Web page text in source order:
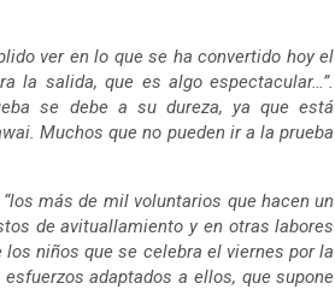
ver en lo que se ha convertido hoy el
la salida, que es algo espectacular…”.
se debe a su dureza, ya que está
Muchos que no pueden ir a la prueba
“los más de mil voluntarios que hacen un
de avituallamiento y en otras labores
los niños que se celebra el viernes por la
adaptados a ellos, que supone